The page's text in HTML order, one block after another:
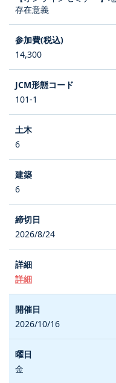
存在意義
14,300
101-1
6
6
2026/8/24
詳細
2026/10/16
金